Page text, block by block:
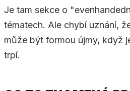
Je tam sekce o
tématech. Ale chybí uznání,
může být formou újmy, když
trpí.